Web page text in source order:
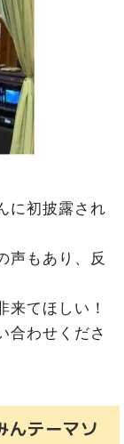
に初披露され
声もあり、反
来てほしい！
合わせくださ
んテーマソ